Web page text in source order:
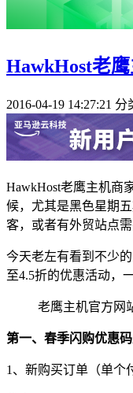
HawkHost老
2016-04-19 14:27:21 分
HawkHost老鹰主机商
候，尤其是黑色星期
客，或者有外贸站点需
今天老左有看到不少
至4.5折的优惠活动，
老鹰主机官方网
第一、春季闪购优惠
1、新购买订单（单个